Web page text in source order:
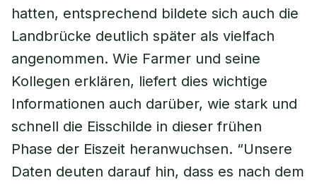
hatten, entsprechend bildete sich auch die
Landbrücke deutlich später als vielfach
angenommen. Wie Farmer und seine
Kollegen erklären, liefert dies wichtige
Informationen auch darüber, wie stark und
schnell die Eisschilde in dieser frühen
Phase der Eiszeit heranwuchsen. “Unsere
Daten deuten darauf hin, dass es nach dem